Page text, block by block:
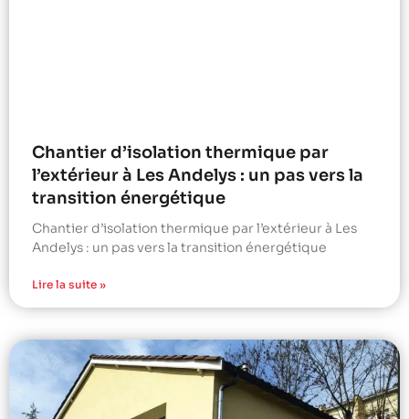
Chantier d’isolation thermique par
l’extérieur à Les Andelys : un pas vers la
transition énergétique
Chantier d’isolation thermique par l’extérieur à Les
Andelys : un pas vers la transition énergétique
Lire la suite »